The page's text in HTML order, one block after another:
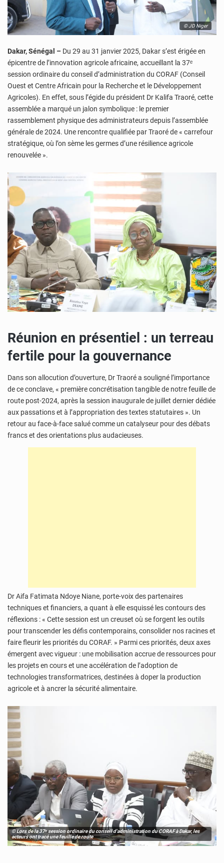
© JD Niger
Dakar, Sénégal – Du 29 au 31 janvier 2025, Dakar s’est érigée en
épicentre de l’innovation agricole africaine, accueillant la 37ᵉ
session ordinaire du conseil d’administration du CORAF (Conseil
Ouest et Centre Africain pour la Recherche et le Développement
Agricoles). En effet, sous l’égide du président Dr Kalifa Traoré, cette
assemblée a marqué un jalon symbolique : le premier
rassemblement physique des administrateurs depuis l’assemblée
générale de 2024. Une rencontre qualifiée par Traoré de « carrefour
stratégique, où l’on sème les germes d’une résilience agricole
renouvelée ».
Réunion en présentiel : un terreau
fertile pour la gouvernance
Dans son allocution d’ouverture, Dr Traoré a souligné l’importance
de ce conclave, « première concrétisation tangible de notre feuille de
route post-2024, après la session inaugurale de juillet dernier dédiée
aux passations et à l’appropriation des textes statutaires ». Un
retour au face-à-face salué comme un catalyseur pour des débats
francs et des orientations plus audacieuses.
Dr Aifa Fatimata Ndoye Niane, porte-voix des partenaires
techniques et financiers, a quant à elle esquissé les contours des
réflexions : « Cette session est un creuset où se forgent les outils
pour transcender les défis contemporains, consolider nos racines et
faire fleurir les priorités du CORAF. » Parmi ces priorités, deux axes
émergent avec vigueur : une mobilisation accrue de ressources pour
les projets en cours et une accélération de l’adoption de
technologies transformatrices, destinées à doper la production
agricole et à ancrer la sécurité alimentaire.
© Lors de la 37ᵉ session ordinaire du conseil d'administration du CORAF à Dakar, les
acteurs ont tracé une feuille de route